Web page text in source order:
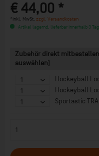
€ 44,00 *
*inkl. MwSt. zzgl. Versandkosten
Artikel lagernd, lieferbar innerhalb 3
Zubehör direkt
auswählen)